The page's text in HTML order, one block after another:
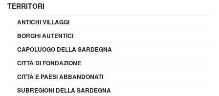
TERRITORI
ANTICHI VILLAGGI
BORGHI AUTENTICI
CAPOLUOGO DELLA SARDEGNA
CITTÀ DI FONDAZIONE
CITTÀ E PAESI ABBANDONATI
SUBREGIONI DELLA SARDEGNA